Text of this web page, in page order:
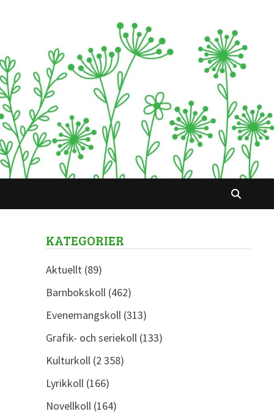
KATEGORIER
Aktuellt(89)
Barnbokskoll(462)
Evenemangskoll(313)
Grafik- och seriekoll(133)
Kulturkoll(2 358)
Lyrikkoll(166)
Novellkoll(164)